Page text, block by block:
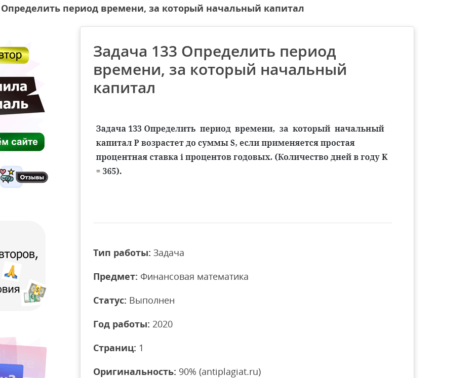
Определить период времени, за который начальный капитал
Задача 133 Определить период
времени, за который начальный
капитал
Тип работы: Задача
Предмет: Финансовая математика
Статус: Выполнен
Год работы: 2020
Страниц: 1
Оригинальность: 90% (antiplagiat.ru)